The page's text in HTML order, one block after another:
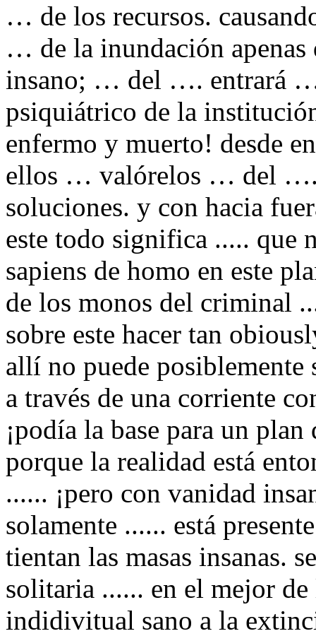
… de los recursos.
… de la inundación
insano; … del …. entrará
psiquiátrico de la
enfermo y muerto! desde
ellos … valórelos … del
soluciones. y con hacia
este todo significa ..... que
sapiens de homo en este
de los monos del criminal
sobre este hacer tan
allí no puede posiblemente
a través de una corriente
¡podía la base para un
porque la realidad está
...... ¡pero con vanidad
solamente ...... está
tientan las masas insanas.
solitaria ...... en el mejor
indidivitual sano a la